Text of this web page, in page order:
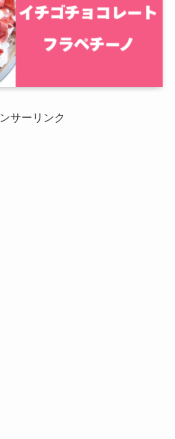
サーリンク